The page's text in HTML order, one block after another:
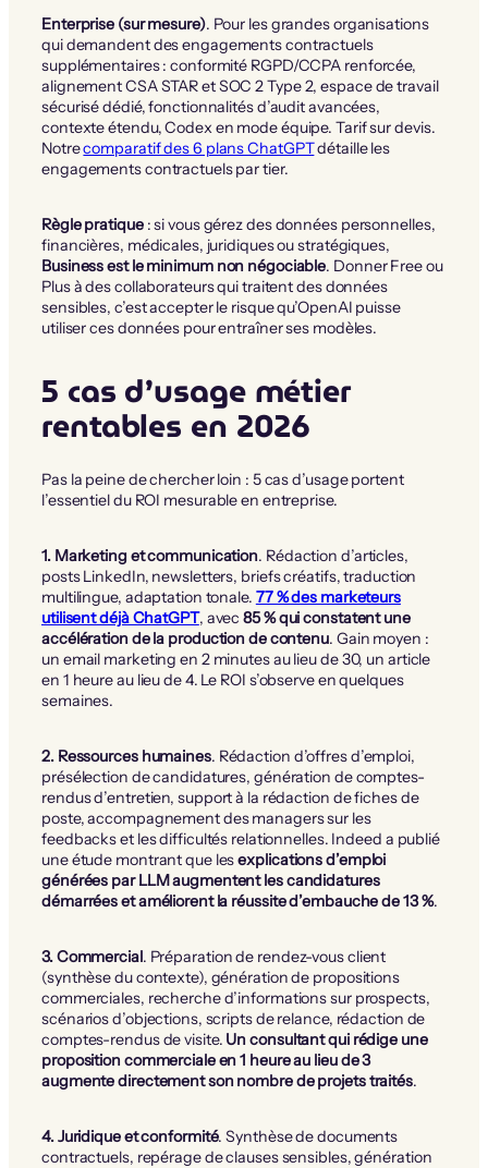
Enterprise (sur mesure). Pour les grandes organisations
qui demandent des engagements contractuels
supplémentaires : conformité RGPD/CCPA renforcée,
alignement CSA STAR et SOC 2 Type 2, espace de travail
sécurisé dédié, fonctionnalités d’audit avancées,
contexte étendu, Codex en mode équipe. Tarif sur devis.
Notrecomparatif des 6 plans ChatGPTdétaille les
engagements contractuels par tier.
Règle pratique: si vous gérez des données personnelles,
financières, médicales, juridiques ou stratégiques,
Business est le minimum non négociable. Donner Free ou
Plus à des collaborateurs qui traitent des données
sensibles, c’est accepter le risque qu’OpenAI puisse
utiliser ces données pour entraîner ses modèles.
5 cas d’usage métier
rentables en 2026
Pas la peine de chercher loin : 5 cas d’usage portent
l’essentiel du ROI mesurable en entreprise.
1. Marketing et communication. Rédaction d’articles,
posts LinkedIn, newsletters, briefs créatifs, traduction
multilingue, adaptation tonale. 77 % des marketeurs
utilisent déjà ChatGPT, avec85 % qui constatent une
accélération de la production de contenu. Gain moyen :
un email marketing en 2 minutes au lieu de 30, un article
en 1 heure au lieu de 4. Le ROI s’observe en quelques
semaines.
2. Ressources humaines. Rédaction d’offres d’emploi,
présélection de candidatures, génération de comptes-
rendus d’entretien, support à la rédaction de fiches de
poste, accompagnement des managers sur les
feedbacks et les difficultés relationnelles. Indeed a publié
une étude montrant que lesexplications d’emploi
générées par LLM augmentent les candidatures
démarrées et améliorent la réussite d’embauche de 13 %.
3. Commercial. Préparation de rendez-vous client
(synthèse du contexte), génération de propositions
commerciales, recherche d’informations sur prospects,
scénarios d’objections, scripts de relance, rédaction de
comptes-rendus de visite. Un consultant qui rédige une
proposition commerciale en 1 heure au lieu de 3
augmente directement son nombre de projets traités.
4. Juridique et conformité. Synthèse de documents
contractuels, repérage de clauses sensibles, génération